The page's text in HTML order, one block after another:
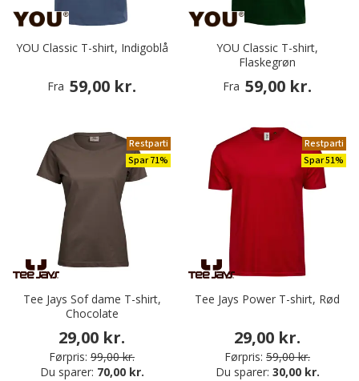
YOU Classic T-shirt, Indigoblå
Fra 59,00 kr.
YOU Classic T-shirt,
Flaskegrøn
Fra 59,00 kr.
Restparti
Spar 71%
Tee Jays Sof dame T-shirt,
Chocolate
29,00 kr.
Førpris: 99,00 kr.
Du sparer: 70,00 kr.
Restparti
Spar 51%
Tee Jays Power T-shirt, Rød
29,00 kr.
Førpris: 59,00 kr.
Du sparer: 30,00 kr.